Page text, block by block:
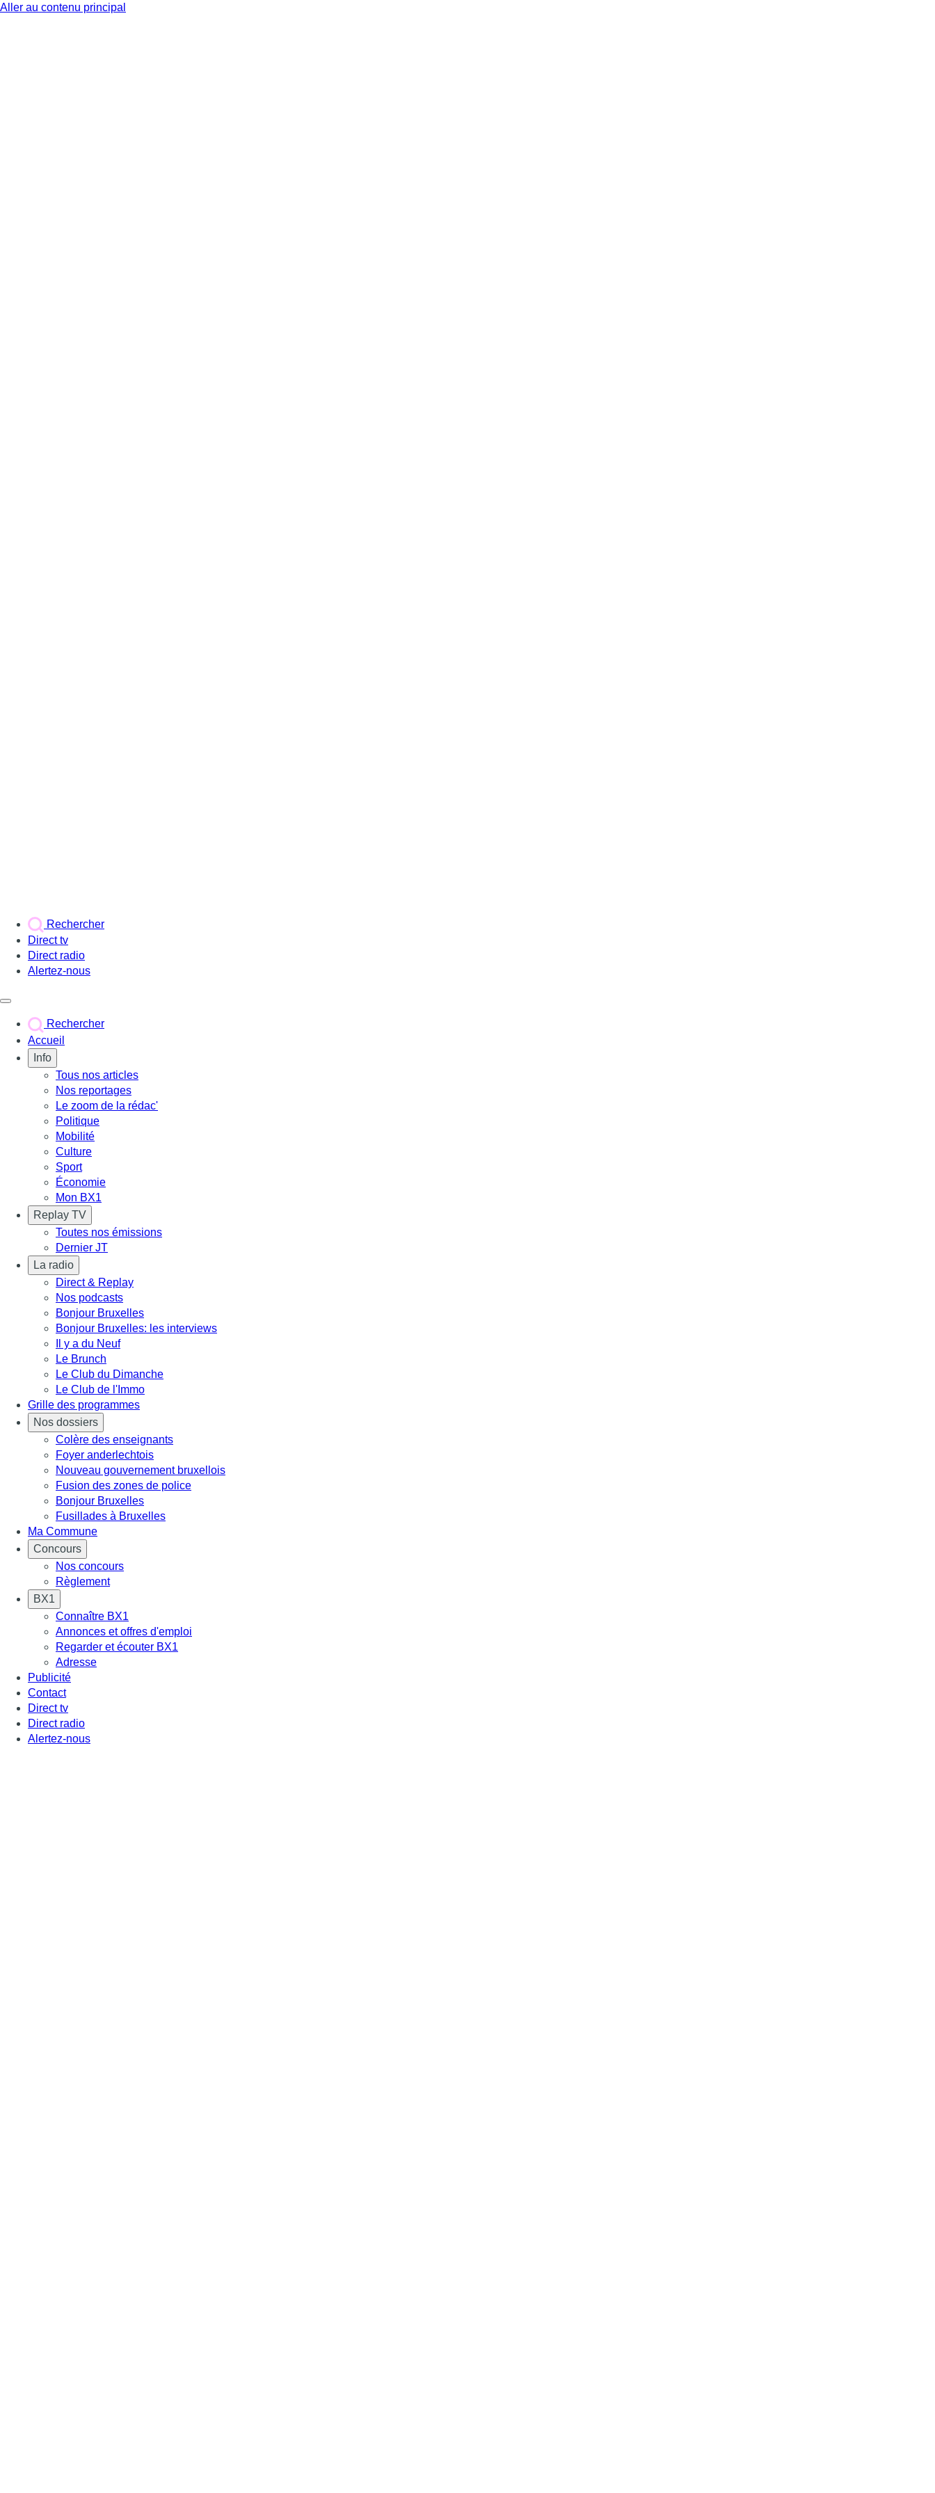
Aller au contenu principal
Rechercher
Direct tv
Direct radio
Alertez-nous
Rechercher
Accueil
Info
Tous nos articles
Nos reportages
Le zoom de la rédac'
Politique
Mobilité
Culture
Sport
Économie
Mon BX1
Replay TV
Toutes nos émissions
Dernier JT
La radio
Direct & Replay
Nos podcasts
Bonjour Bruxelles
Bonjour Bruxelles: les interviews
Il y a du Neuf
Le Brunch
Le Club du Dimanche
Le Club de l'Immo
Grille des programmes
Nos dossiers
Colère des enseignants
Foyer anderlechtois
Nouveau gouvernement bruxellois
Fusion des zones de police
Bonjour Bruxelles
Fusillades à Bruxelles
Ma Commune
Concours
Nos concours
Règlement
BX1
Connaître BX1
Annonces et offres d'emploi
Regarder et écouter BX1
Adresse
Publicité
Contact
Direct tv
Direct radio
Alertez-nous